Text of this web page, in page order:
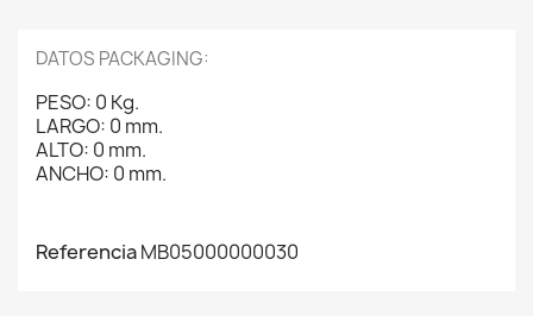
DATOS PACKAGING:
PESO: 0 Kg.
LARGO: 0 mm.
ALTO: 0 mm.
ANCHO: 0 mm.
ReferenciaMB05000000030